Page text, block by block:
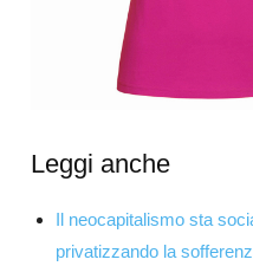
Leggi anche
Il neocapitalismo sta
privatizzando la